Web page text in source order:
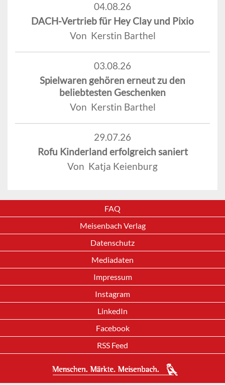
04.08.26
DACH-Vertrieb für Hey Clay und Pixio
Von Kerstin Barthel
03.08.26
Spielwaren gehören erneut zu den
beliebtesten Geschenken
Von Kerstin Barthel
29.07.26
Rofu Kinderland erfolgreich saniert
Von Katja Keienburg
FAQ
Meisenbach Verlag
Datenschutz
Mediadaten
Impressum
Instagram
LinkedIn
Facebook
RSS Feed